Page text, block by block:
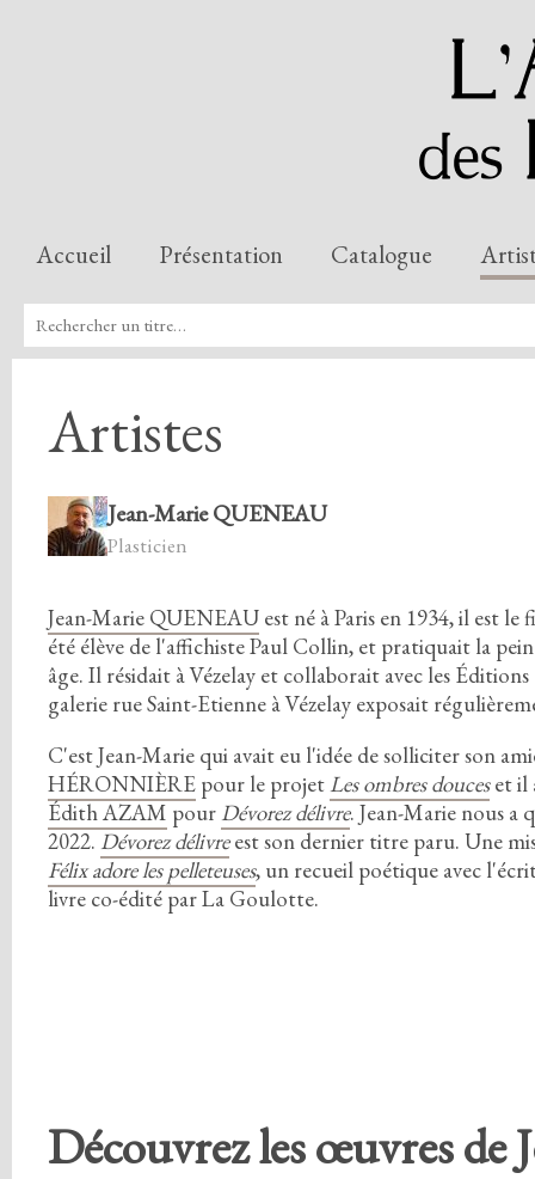
Accueil Présentation Catalogue
Artistes
Jean-Marie QUENEAU
Plasticien
Jean-Marie QUENEAU est né à Paris en 1934,il est le
été élève de l'affichiste Paul Collin, et pratiquait la
âge. Il résidait à Vézelay et collaborait avec les
galerie rue Saint-Etienne à Vézelay exposait
C'est Jean-Marie qui avait eu l'idée de solliciter son
HÉRONNIÈRE pour le projetLes ombres douceset il
Édith AZAM pour Dévorez délivre. Jean-Marie nous a
2022. Dévorez délivreest son dernier titre paru. Une
Félix adore les pelleteuses, un recueil poétique avec
livre co-édité par La Goulotte.
Découvrez les œuvres de